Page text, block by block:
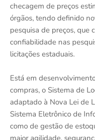
checagem de preços
órgãos, tendo definido
pesquisa de preços, que
confiabilidade nas
licitações estaduais.
Está em
compras, o Sistema de
adaptado à Nova Lei de
Sistema Eletrônico de
como de gestão de